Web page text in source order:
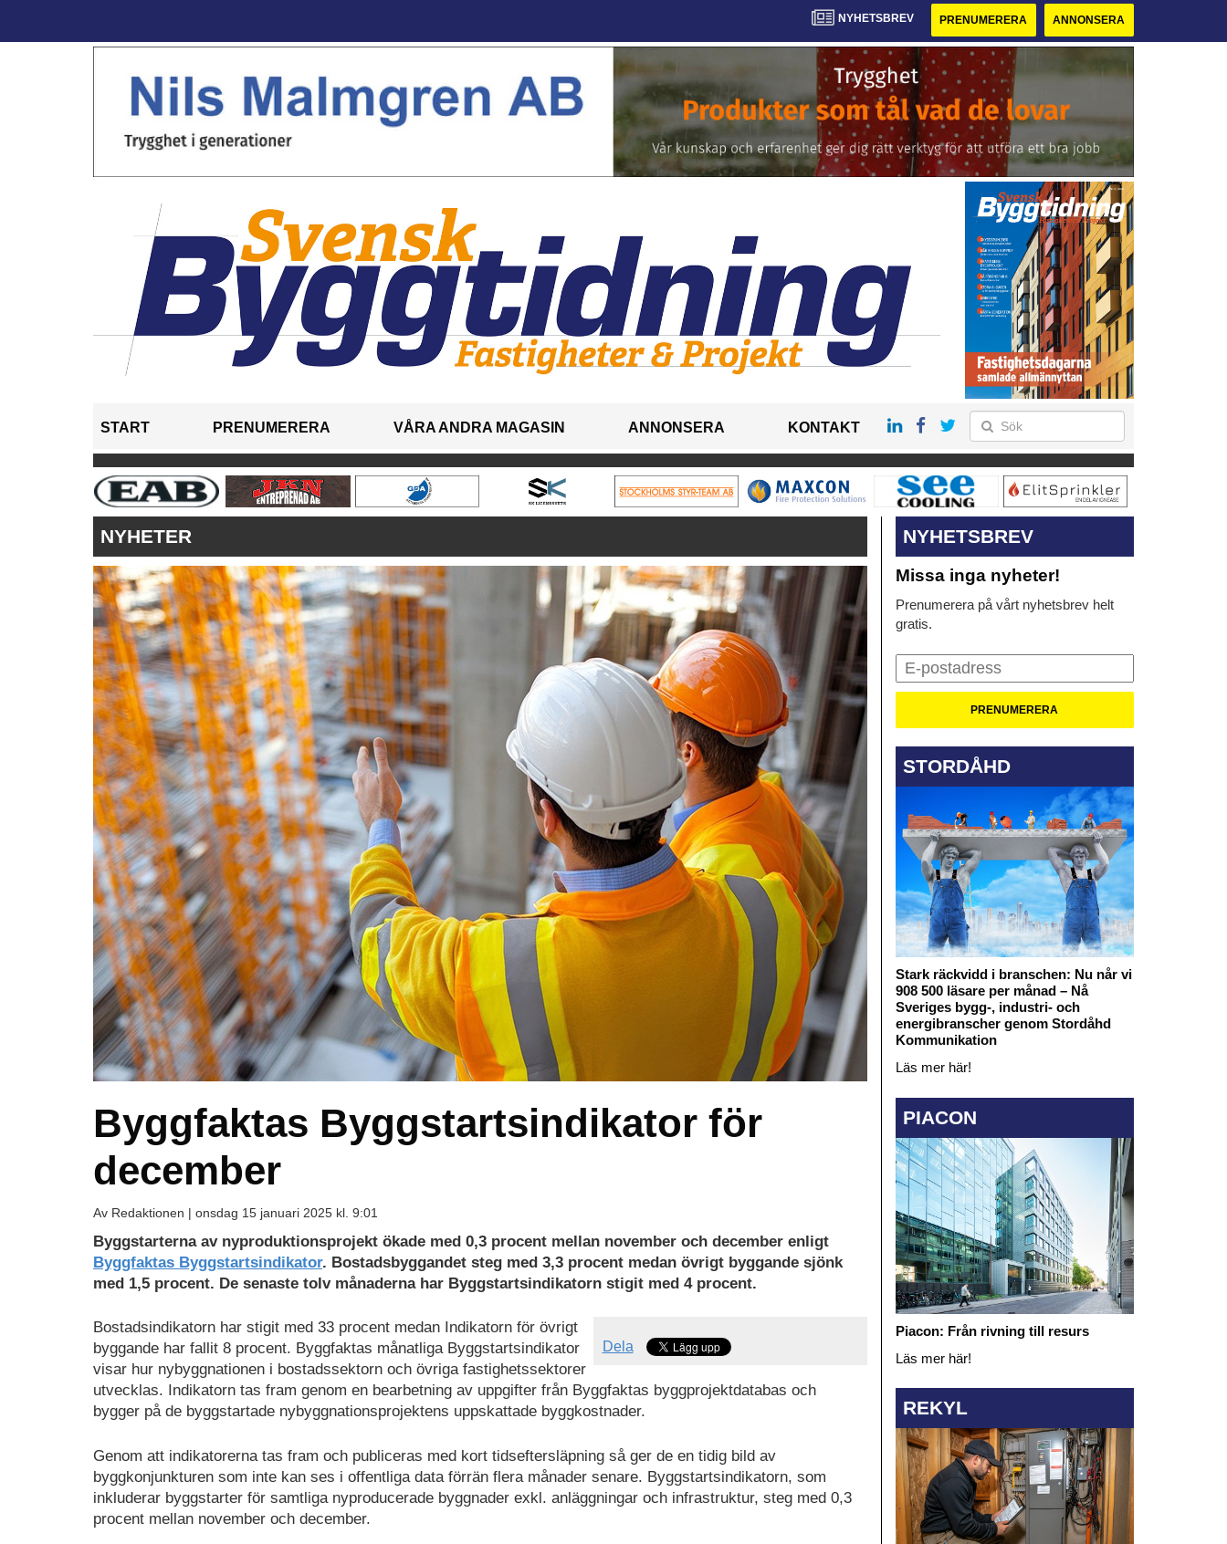
NYHETSBREV PRENUMERERA ANNONSERA
START PRENUMERERA VÅRA ANDRA MAGASIN ANNONSERA KONTAKT
NYHETER
Byggfaktas Byggstartsindikator för
december
Av Redaktionen | onsdag 15 januari 2025 kl. 9:01
Byggstarterna av nyproduktionsprojekt ökade med 0,3 procent mellan november och december enligt
Byggfaktas Byggstartsindikator. Bostadsbyggandet steg med 3,3 procent medan övrigt byggande sjönk
med 1,5 procent. De senaste tolv månaderna har Byggstartsindikatorn stigit med 4 procent.
Dela
Bostadsindikatorn har stigit med 33 procent medan Indikatorn för övrigt
byggande har fallit 8 procent. Byggfaktas månatliga Byggstartsindikator
visar hur nybyggnationen i bostadssektorn och övriga fastighetssektorer
utvecklas. Indikatorn tas fram genom en bearbetning av uppgifter från Byggfaktas byggprojektdatabas och
bygger på de byggstartade nybyggnationsprojektens uppskattade byggkostnader.
Genom att indikatorerna tas fram och publiceras med kort tidseftersläpning så ger de en tidig bild av
byggkonjunkturen som inte kan ses i offentliga data förrän flera månader senare. Byggstartsindikatorn, som
inkluderar byggstarter för samtliga nyproducerade byggnader exkl. anläggningar och infrastruktur, steg med 0,3
procent mellan november och december.
NYHETSBREV
Missa inga nyheter!
Prenumerera på vårt nyhetsbrev helt
gratis.
STORDÅHD
Stark räckvidd i branschen: Nu når vi
908 500 läsare per månad – Nå
Sveriges bygg-, industri- och
energibranscher genom Stordåhd
Kommunikation
Läs mer här!
PIACON
Piacon: Från rivning till resurs
Läs mer här!
REKYL